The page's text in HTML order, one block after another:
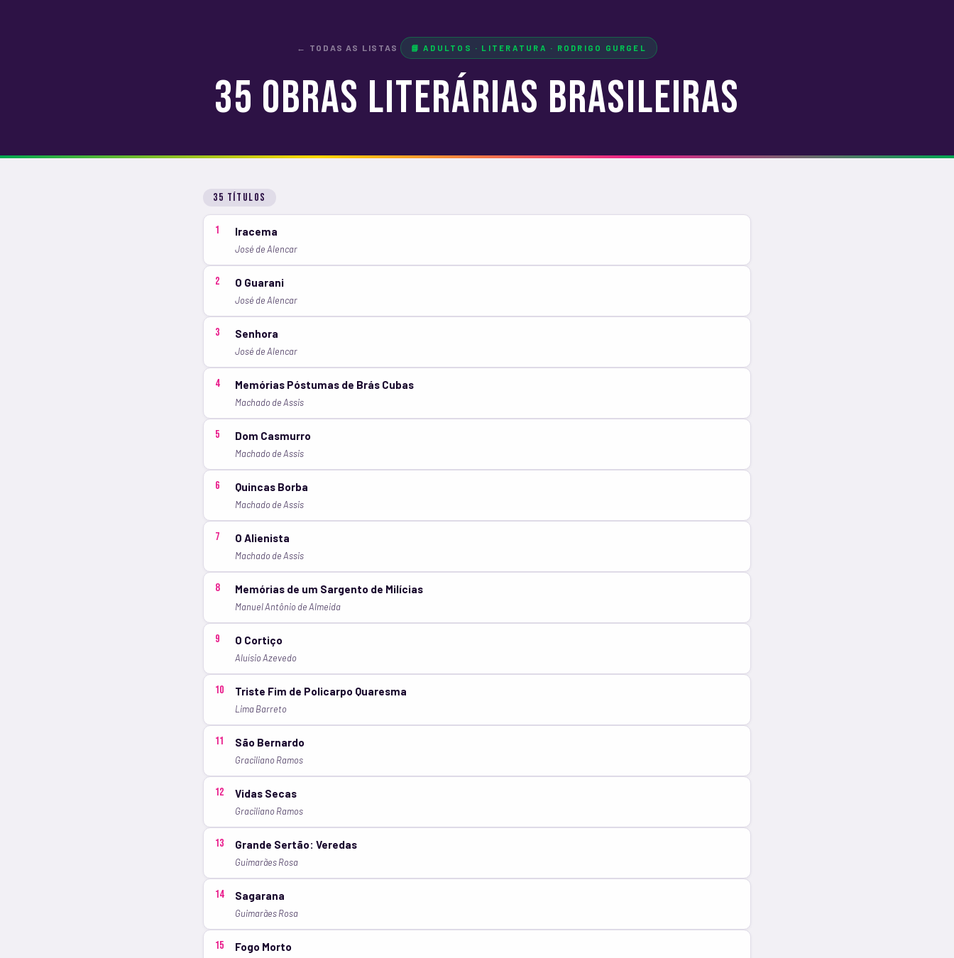
← TODAS AS LISTAS 📘 ADULTOS · LITERATURA · RODRIGO GURGEL
35 Obras Literárias Brasileiras
35 títulos
1 Iracema
José de Alencar
2 O Guarani
José de Alencar
3 Senhora
José de Alencar
4 Memórias Póstumas de Brás Cubas
Machado de Assis
5 Dom Casmurro
Machado de Assis
6 Quincas Borba
Machado de Assis
7 O Alienista
Machado de Assis
8 Memórias de um Sargento de Milícias
Manuel Antônio de Almeida
9 O Cortiço
Aluísio Azevedo
10 Triste Fim de Policarpo Quaresma
Lima Barreto
11 São Bernardo
Graciliano Ramos
12 Vidas Secas
Graciliano Ramos
13 Grande Sertão: Veredas
Guimarães Rosa
14 Sagarana
Guimarães Rosa
15 Fogo Morto